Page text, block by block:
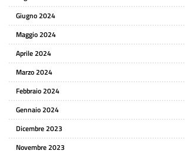
Giugno 2024
Maggio 2024
Aprile 2024
Marzo 2024
Febbraio 2024
Gennaio 2024
Dicembre 2023
Novembre 2023